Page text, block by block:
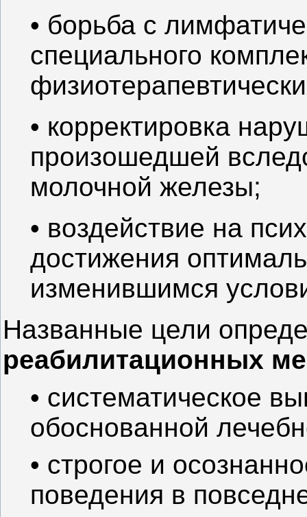
• борьба с
специального
• корректировка
произошедшей
молочной железы;
• воздействие на
достижения
изменившимся
Названные цели
реабилитационных
• систематическое
обоснованной
• строгое и
поведения в